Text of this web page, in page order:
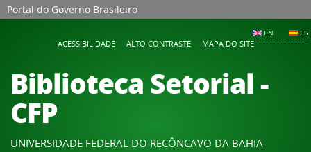
Portal do Governo Brasileiro
EN ES
ACESSIBILIDADE ALTO CONTRASTE MAPA DO SITE
Biblioteca Setorial -
CFP
UNIVERSIDADE FEDERAL DO RECÔNCAVO DA BAHIA